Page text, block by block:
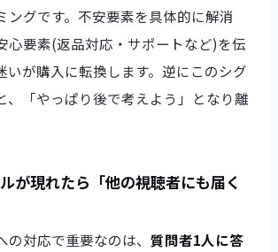
ングです。不安要素を具体的に解消
心要素(返品対応・サポートなど)を伝
いが購入に転換します。逆にこのシグ
、「やっぱり後で考えよう」となり離
が現れたら「他の視聴者にも届く
対応で重要なのは、 質問者1人に答